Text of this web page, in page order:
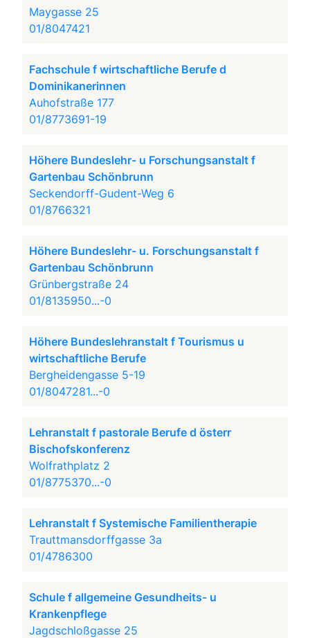
Maygasse 25
01/8047421
Fachschule f wirtschaftliche Berufe d
Dominikanerinnen
Auhofstraße 177
01/8773691-19
Höhere Bundeslehr- u Forschungsanstalt f
Gartenbau Schönbrunn
Seckendorff-Gudent-Weg 6
01/8766321
Höhere Bundeslehr- u. Forschungsanstalt f
Gartenbau Schönbrunn
Grünbergstraße 24
01/8135950...-0
Höhere Bundeslehranstalt f Tourismus u
wirtschaftliche Berufe
Bergheidengasse 5-19
01/8047281...-0
Lehranstalt f pastorale Berufe d österr
Bischofskonferenz
Wolfrathplatz 2
01/8775370...-0
Lehranstalt f Systemische Familientherapie
Trauttmansdorffgasse 3a
01/4786300
Schule f allgemeine Gesundheits- u
Krankenpflege
Jagdschloßgasse 25